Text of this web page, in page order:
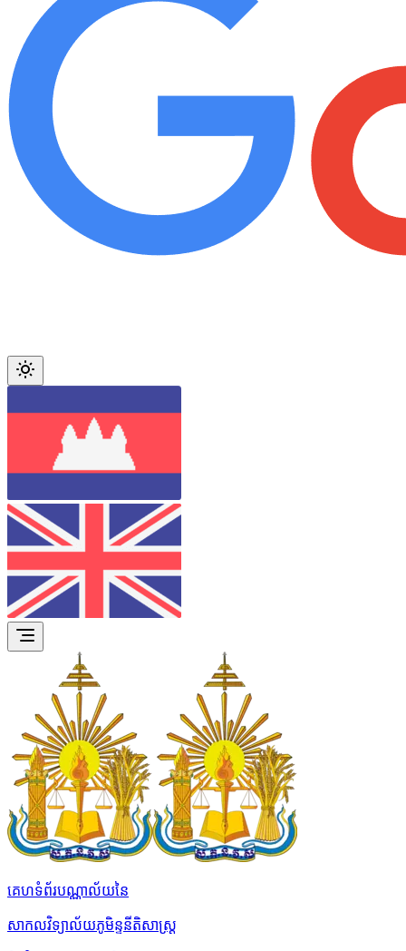
គេហទំព័របណ្ណាល័យនៃ
សាកលវិទ្យាល័យភូមិន្ទនីតិសាស្ត្រ